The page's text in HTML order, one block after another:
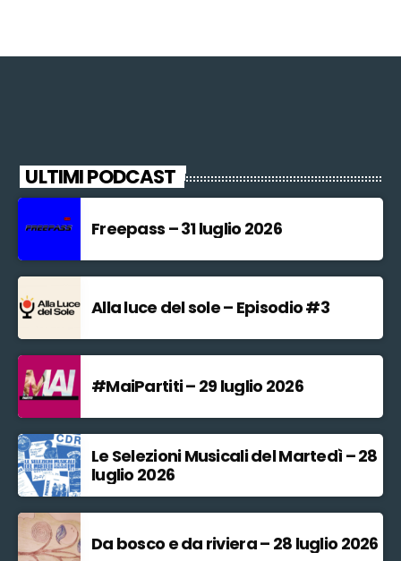
ULTIMI PODCAST
Freepass – 31 luglio 2026
Alla luce del sole – Episodio #3
#MaiPartiti – 29 luglio 2026
Le Selezioni Musicali del Martedì – 28
luglio 2026
Da bosco e da riviera – 28 luglio 2026